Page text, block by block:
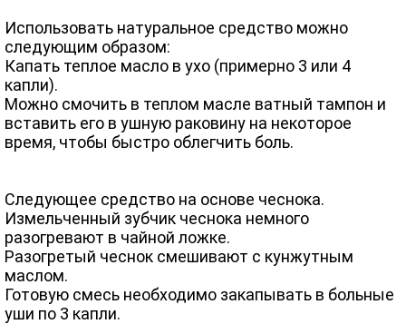
Использовать натуральное средство можно
следующим образом:
Капать теплое масло в ухо (примерно 3 или 4
капли).
Можно смочить в теплом масле ватный тампон и
вставить его в ушную раковину на некоторое
время, чтобы быстро облегчить боль.
Следующее средство на основе чеснока.
Измельченный зубчик чеснока немного
разогревают в чайной ложке.
Разогретый чеснок смешивают с кунжутным
маслом.
Готовую смесь необходимо закапывать в больные
уши по 3 капли.